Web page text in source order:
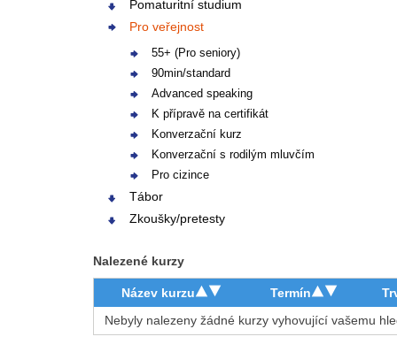
Pomaturitní studium
Pro veřejnost
55+ (Pro seniory)
90min/standard
Advanced speaking
K přípravě na certifikát
Konverzační kurz
Konverzační s rodilým mluvčím
Pro cizince
Tábor
Zkoušky/pretesty
Nalezené kurzy
Název kurzu Termín
Nebyly nalezeny žádné kurzy vyhovující vašemu